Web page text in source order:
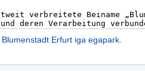
Blumenstadt Erfurt iga egapark